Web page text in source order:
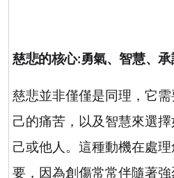
慈悲的核心:勇氣、智慧、
慈悲並非僅僅是同理，它
己的痛苦，以及智慧來選
己或他人。這種動機在處
要，因為創傷常常伴隨著